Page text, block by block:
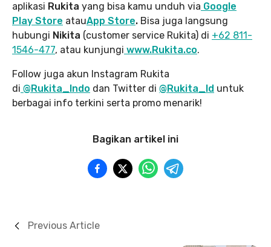
aplikasi Rukita yang bisa kamu unduh via Google
Play Store atauApp Store. Bisa juga langsung
hubungi Nikita (customer service Rukita) di +62 811-
1546-477, atau kunjungi www.Rukita.co.
Follow juga akun Instagram Rukita
di @Rukita_Indo dan Twitter di @Rukita_Id untuk
berbagai info terkini serta promo menarik!
Bagikan artikel ini
Previous Article